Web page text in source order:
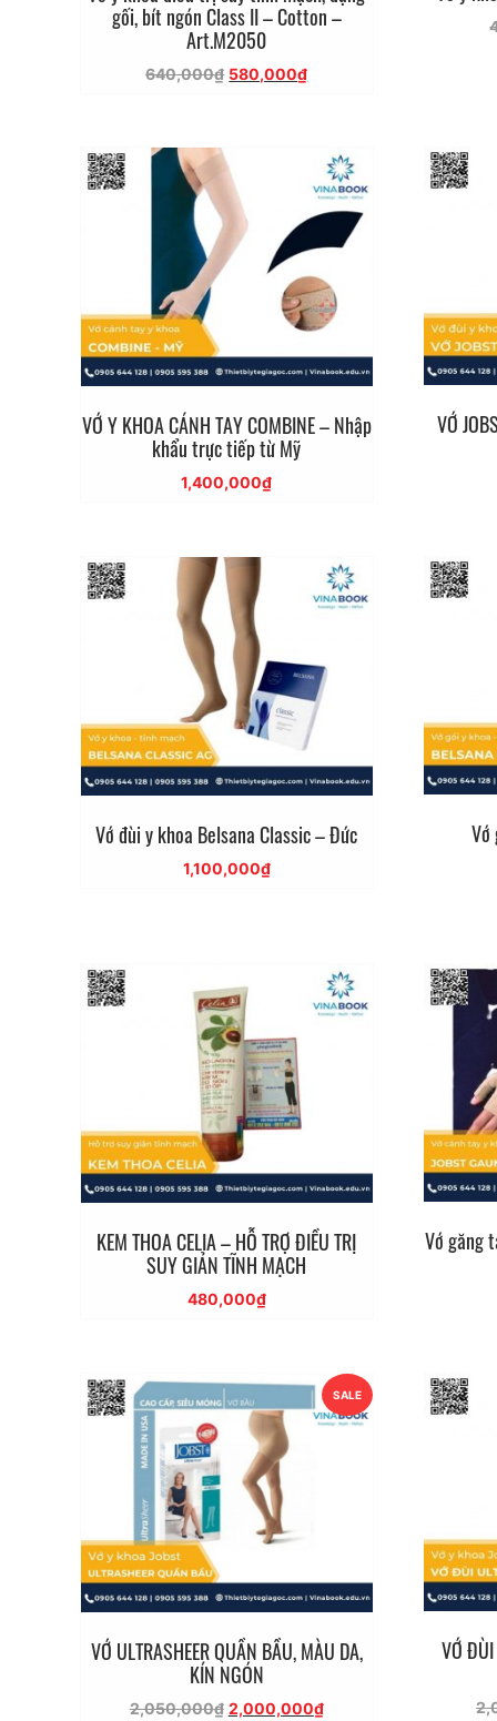
gối, bít ngón Class II – Cotton –
Art.M2050
640,000₫ Giá
580,000₫Giá
580,000₫.
VỚ Y KHOA CÁNH TAY COMBINE – Nhập
khẩu trực tiếp từ Mỹ
1,400,000₫
VỚ
Vớ đùi y khoa Belsana Classic – Đức
1,100,000₫
Vớ
KEM THOA CELIA – HỖ TRỢ ĐIỀU TRỊ
SUY GIẢN TĨNH MẠCH
480,000₫
Vớ găng
SALE
VỚ ULTRASHEER QUẦN BẦU, MÀU DA,
KÍN NGÓN
2,050,000₫ Giá
2,000,000₫Giá
VỚ ĐÙI